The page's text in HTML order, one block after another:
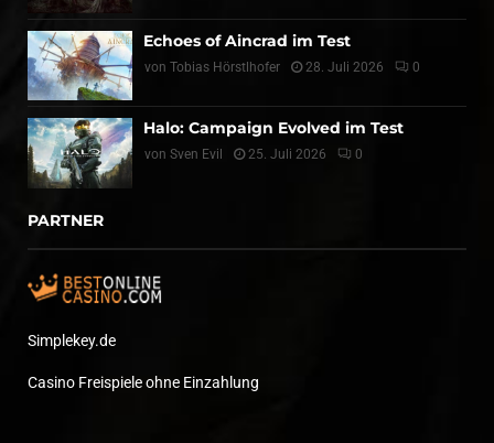
Echoes of Aincrad im Test
von Tobias Hörstlhofer 28. Juli 2026 0
Halo: Campaign Evolved im Test
von Sven Evil 25. Juli 2026 0
PARTNER
Simplekey.de
Casino Freispiele ohne Einzahlung